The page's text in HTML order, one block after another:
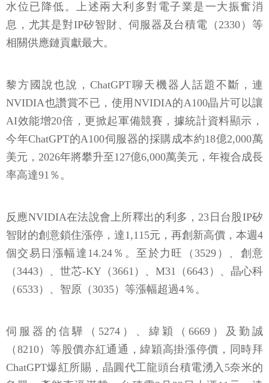
水位已降低。上述兩大利多對電子業是一大振奮消
息，尤其是對IP矽智財、伺服器及台積電（2330）等
相關供應鏈貢獻最大。
黎方國說也說，ChatGPT聊天機器人話題不斷，連
NVIDIA也讚賞不已，使用NVIDIA的A100晶片可以讓
AI效能增20倍，更掀起軍備競賽，據統計資料顯示，
今年ChatGPT的A100伺服器的採購成本約18億2,000萬
美元，2026年將攀升至127億6,000萬美元，年複合成長
率高達91％。
反應NVIDIA在法說會上所釋出的利多，23日台股IP矽
智財的創意鎖住漲停，達1,115元，再創新高價，本週4
個交易日漲幅達14.24％。至於力旺（3529）、創意
（3443）、世芯-KY（3661）、M31（6643）、晶心科
（6533）、智原（3035）等漲幅超過4％。
伺服器的信驊（5274）、緯穎（6669）及勤誠
（8210）等股價亦紅通通，緯穎高掛漲停價，同時拜
ChatGPT爆紅所賜，晶圓代工龍頭台積電湧入5奈米的